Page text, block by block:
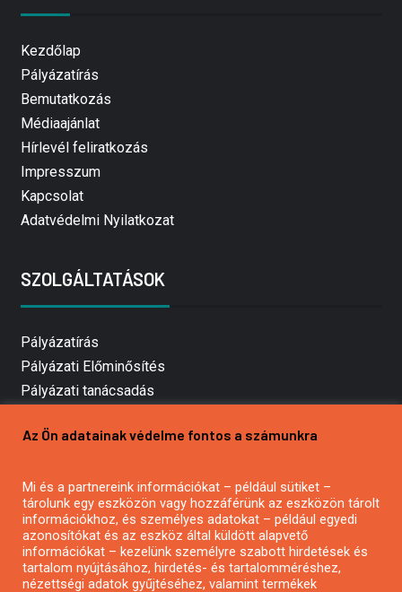
Kezdőlap
Pályázatírás
Bemutatkozás
Médiaajánlat
Hírlevél feliratkozás
Impresszum
Kapcsolat
Adatvédelmi Nyilatkozat
SZOLGÁLTATÁSOK
Pályázatírás
Pályázati Előminősítés
Pályázati tanácsadás
Mezőgazdasági pályázatírás
Pályázatírás civil szervezeteknek
Pályázatírás önkormányzatoknak
Pályázatfigyelés
Specifikus pályázatfigyelés vagy hírlevél
Az Ön adatainak védelme fontos a számunkra
Mi és a partnereink információkat – például sütiket –
tárolunk egy eszközön vagy hozzáférünk az eszközön tárolt
információkhoz, és személyes adatokat – például egyedi
azonosítókat és az eszköz által küldött alapvető
információkat – kezelünk személyre szabott hirdetések és
tartalom nyújtásához, hirdetés- és tartalomméréshez,
nézettségi adatok gyűjtéséhez, valamint termékek